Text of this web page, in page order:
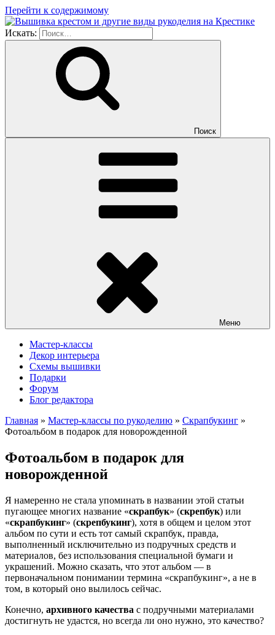
Перейти к содержимому
Искать:
Поиск
Меню
Мастер-классы
Декор интерьера
Схемы вышивки
Подарки
Форум
Блог редактора
Главная » Мастер-классы по рукоделию » Скрапбукинг »
Фотоальбом в подарок для новорожденной
Фотоальбом в подарок для
новорожденной
Я намеренно не стала упоминать в названии этой статьи
пугающее многих название «скрапбук» (скрепбук) или
«скрапбукинг» (скрепбукинг), хотя в общем и целом этот
альбом по сути и есть тот самый скрапбук, правда,
выполненный исключительно из подручных средств и
материалов, без использования специальной бумаги и
украшений. Можно сказать, что этот альбом — в
первоначальном понимании термина «скрапбукинг», а не в
том, в который оно вылилось сейчас.
Конечно, архивного качества с подручными материалами
достигнуть не удастся, но всегда ли оно нужно, это качество?